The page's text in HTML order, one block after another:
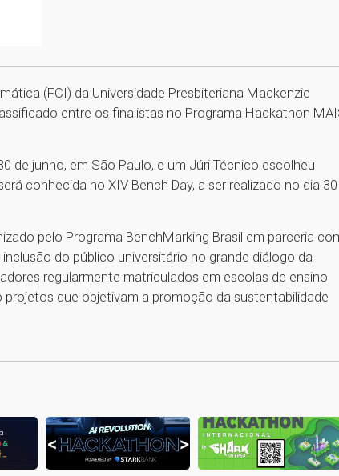
(FCI) da Universidade Presbiteriana Mackenzie
entre os finalistas no Programa Hackathon
de junho, em São Paulo, e um Júri Técnico escolheu
conhecida no XIV Bench Day, a ser realizado no dia 30
pelo Programa BenchMarking Brasil em parceria
do público universitário no grande diálogo da
regularmente matriculados em escolas de ensino
que objetivam a promoção da sustentabilidade